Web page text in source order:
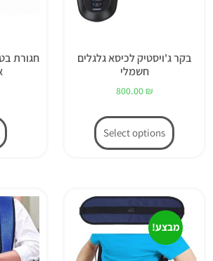
בקר ג'ויסטיק לכיסא גלגלים
חשמלי
800.00 ₪
Select options
חגורת
מבצע!